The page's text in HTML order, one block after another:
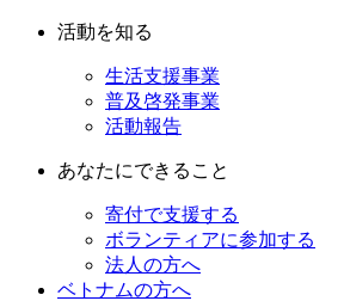
活動を知る
生活支援事業
普及啓発事業
活動報告
あなたにできること
寄付で支援する
ボランティアに参加する
法人の方へ
ベトナムの方へ